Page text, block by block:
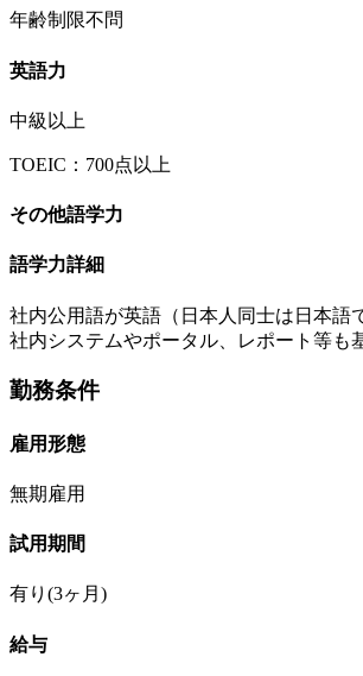
年齢制限不問
英語力
中級以上
TOEIC：700点以上
その他語学力
語学力詳細
社内公用語が英語（日本人同士は日本語
社内システムやポータル、レポート等も
勤務条件
雇用形態
無期雇用
試用期間
有り(3ヶ月)
給与